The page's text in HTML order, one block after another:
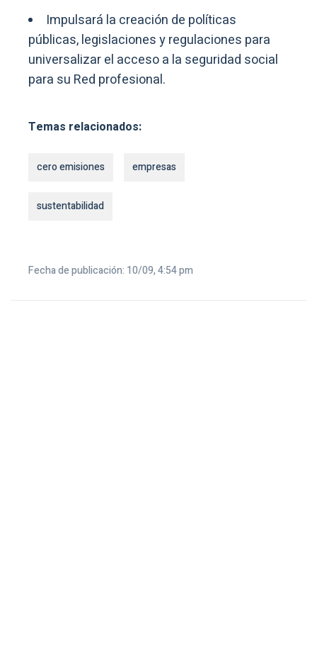
Impulsará la creación de políticas
públicas, legislaciones y regulaciones para
universalizar el acceso a la seguridad social
para su Red profesional.
Temas relacionados:
cero emisiones empresas
sustentabilidad
Fecha de publicación: 10/09, 4:54 pm